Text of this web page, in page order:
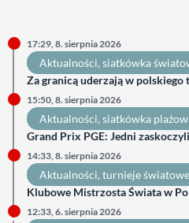
17:29, 8. sierpnia 2026
Aktualności, siatkówka
Za granicą uderzają w
15:50, 8. sierpnia 2026
Aktualności, siatkówka
Grand Prix PGE: Jedni
14:33, 8. sierpnia 2026
Aktualności, turnieje światowe
Klubowe Mistrzosta Świata w
12:33, 6. sierpnia 2026